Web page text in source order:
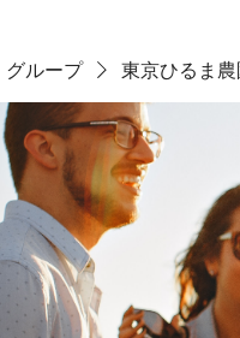
グループ 東京ひるま